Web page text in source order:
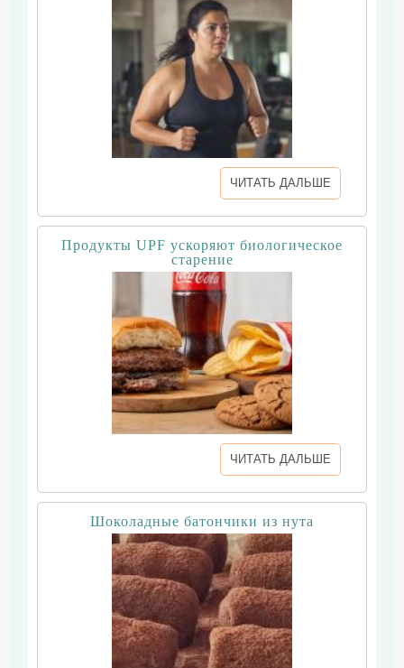
ЧИТАТЬ ДАЛЬШЕ
Продукты UPF ускоряют биологическое
старение
ЧИТАТЬ ДАЛЬШЕ
Шоколадные батончики из нута